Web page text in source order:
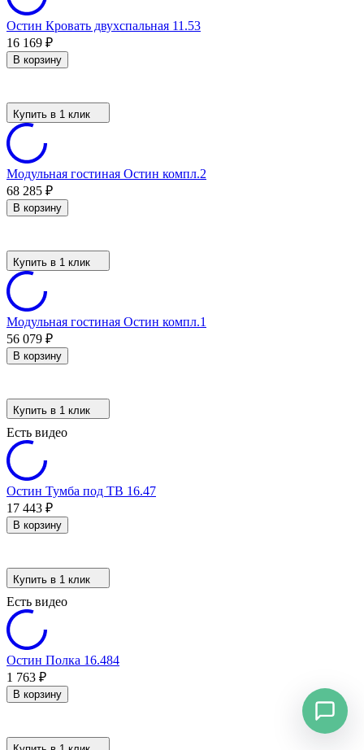
Остин Кровать двухспальная 11.53
16 169 ₽
В корзину
Купить в 1 клик
Модульная гостиная Остин компл.2
68 285 ₽
В корзину
Купить в 1 клик
Модульная гостиная Остин компл.1
56 079 ₽
В корзину
Купить в 1 клик
Есть видео
Остин Тумба под ТВ 16.47
17 443 ₽
В корзину
Купить в 1 клик
Есть видео
Остин Полка 16.484
1 763 ₽
В корзину